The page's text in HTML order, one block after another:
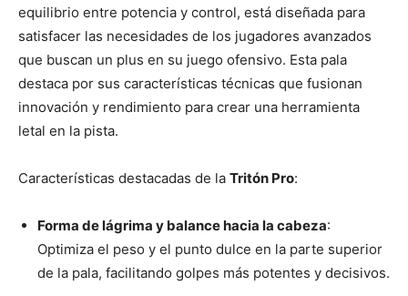
equilibrio entre potencia y control, está diseñada para
satisfacer las necesidades de los jugadores avanzados
que buscan un plus en su juego ofensivo. Esta pala
destaca por sus características técnicas que fusionan
innovación y rendimiento para crear una herramienta
letal en la pista.
Características destacadas de la Tritón Pro:
Forma de lágrima y balance hacia la cabeza:
Optimiza el peso y el punto dulce en la parte superior
de la pala, facilitando golpes más potentes y decisivos.